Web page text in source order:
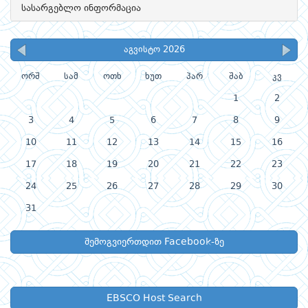
სასარგებლო ინფორმაცია
აგვისტო 2026
ორშ სამ ოთხ ხუთ პარ შაბ კვ
1 2
3 4 5 6 7 8 9
10 11 12 13 14 15 16
17 18 19 20 21 22 23
24 25 26 27 28 29 30
31
შემოგვიერთდით Facebook-ზე
EBSCO Host Search